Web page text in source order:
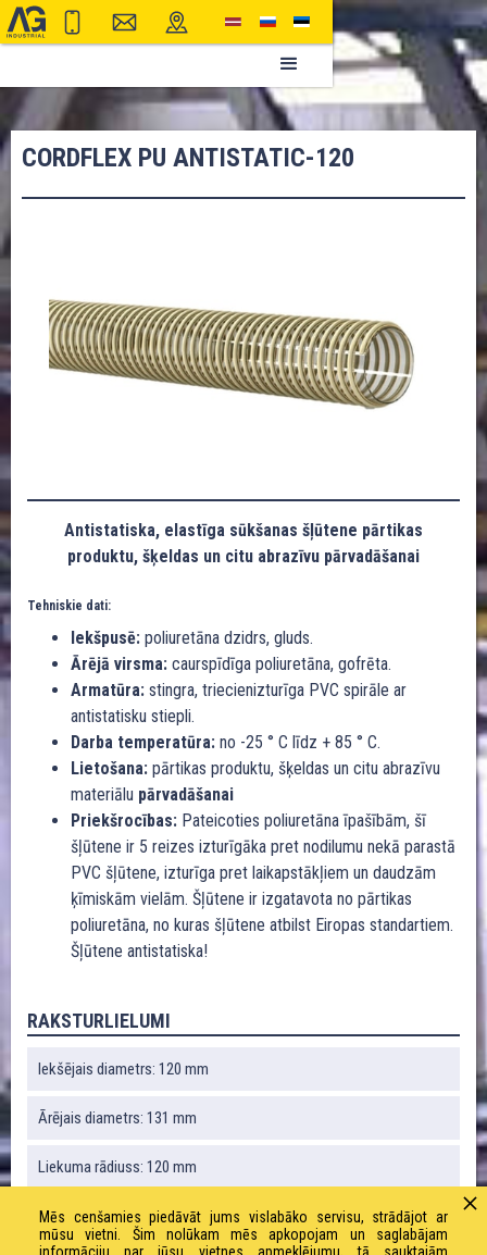
CORDFLEX PU ANTISTATIC-120
Antistatiska, elastīga sūkšanas šļūtene pārtikas
produktu, šķeldas un citu abrazīvu pārvadāšanai
Tehniskie dati:
Iekšpusē: poliuretāna dzidrs, gluds.
Ārējā virsma: caurspīdīga poliuretāna, gofrēta.
Armatūra: stingra, triecienizturīga PVC spirāle ar
antistatisku stiepli.
Darba temperatūra: no -25 ° C līdz + 85 ° C.
Lietošana: pārtikas produktu, šķeldas un citu abrazīvu
materiālu pārvadāšanai
Priekšrocības: Pateicoties poliuretāna īpašībām, šī
šļūtene ir 5 reizes izturīgāka pret nodilumu nekā parastā
PVC šļūtene, izturīga pret laikapstākļiem un daudzām
ķīmiskām vielām. Šļūtene ir izgatavota no pārtikas
poliuretāna, no kuras šļūtene atbilst Eiropas standartiem.
Šļūtene antistatiska!
RAKSTURLIELUMI
Iekšējais diametrs: 120 mm
Ārējais diametrs: 131 mm
Liekuma rādiuss: 120 mm
Vakuums: 0,3 bāri
Mēs cenšamies piedāvāt jums vislabāko servisu, strādājot ar
mūsu vietni. Šim nolūkam mēs apkopojam un saglabājam
informāciju par jūsu vietnes apmeklējumu, tā sauktajām